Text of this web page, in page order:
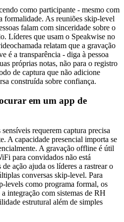
como participante - mesmo com
formalidade. As reuniões skip-level
falam com sinceridade sobre o
Líderes que usam o Speakwise no
relatam que a gravação
é a transparência - diga à pessoa
próprias notas, não para o registro
de captura que não adicione
construída sobre confiança.
em um app de
requerem captura precisa
A capacidade presencial importa se
A gravação offline é útil
para convidados não está
ação ajuda os líderes a rastrear o
conversas skip-level. Para
levels como programa formal, os
integração com sistemas de RH
estrutural além de simples